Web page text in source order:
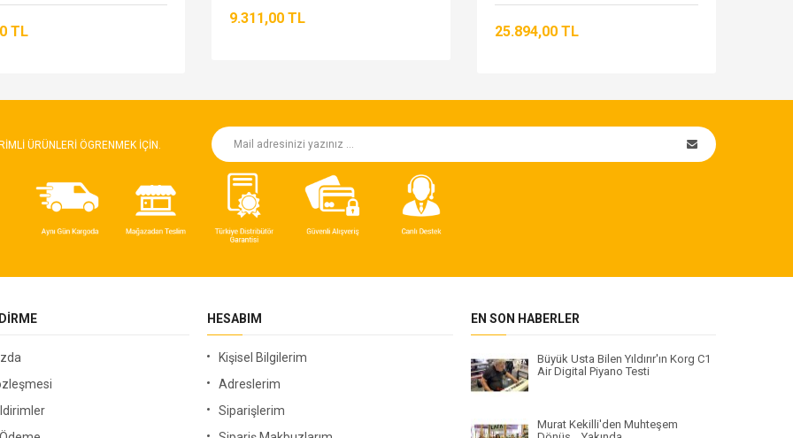
TL
9.311,00 TL
25.894,00 TL
ÜRÜNLERI ÖGRENMEK IÇIN.
HESABIM
Kişisel Bilgilerim
Adreslerim
Siparişlerim
EN SON HABERLER
Büyük Usta Bilen Yıldırır'ın Korg C1
Air Digital Piyano Testi
Murat Kekilli'den Muhteşem